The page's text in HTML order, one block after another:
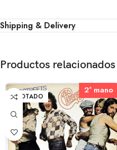
Shipping & Delivery
Productos relacionados
AGOTADO
2ª mano
2ª mano